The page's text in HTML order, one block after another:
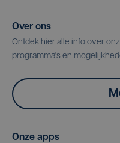
Over ons
Ontdek hier alle info over
programma's en
Onze apps